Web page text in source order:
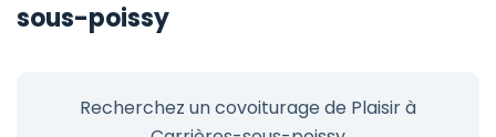
sous-poissy
Recherchez un covoiturage de Plaisir à